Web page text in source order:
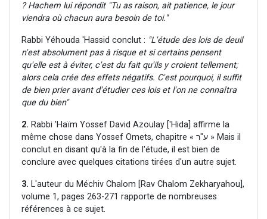
? Hachem lui répondit "Tu as raison, ait patience, le jour
viendra où chacun aura besoin de toi."
Rabbi Yéhouda 'Hassid conclut : "L'étude des lois de deuil
n'est absolument pas à risque et si certains pensent
qu'elle est à éviter, c'est du fait qu'ils y croient tellement;
alors cela crée des effets négatifs. C'est pourquoi, il suffit
de bien prier avant d'étudier ces lois et l'on ne connaîtra
que du bien"
2. Rabbi 'Haïm Yossef David Azoulay ['Hida] affirme la
même chose dans Yossef Omets, chapitre « ע"ר » Mais il
conclut en disant qu'à la fin de l'étude, il est bien de
conclure avec quelques citations tirées d'un autre sujet.
3. L'auteur du Méchiv Chalom [Rav Chalom Zekharyahou],
volume 1, pages 263-271 rapporte de nombreuses
références à ce sujet.